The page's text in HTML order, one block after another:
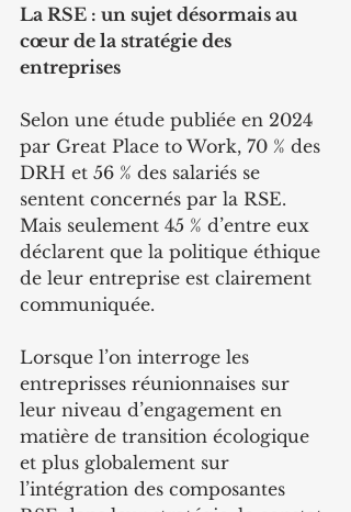
La RSE : un sujet désormais au
cœur de la stratégie des
entreprises
Selon une étude publiée en 2024
par Great Place to Work, 70 % des
DRH et 56 % des salariés se
sentent concernés par la RSE.
Mais seulement 45 % d’entre eux
déclarent que la politique éthique
de leur entreprise est clairement
communiquée.
Lorsque l’on interroge les
entreprisses réunionnaises sur
leur niveau d’engagement en
matière de transition écologique
et plus globalement sur
l’intégration des composantes